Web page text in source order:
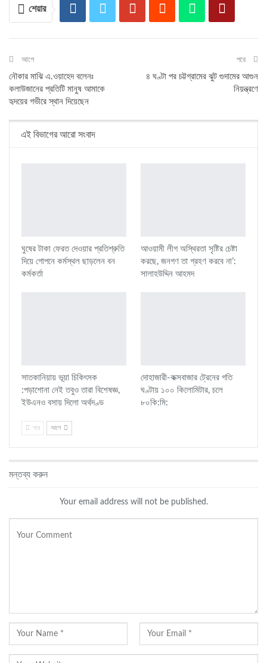
শেয়ার
আগে
নৌকার মাঝি এ.ওয়াহেদ বলেনঃ
কলাউজানের প্রতিটি মানুষ আমাকে
হৃদয়ের গভীরে স্থান দিয়েছেন
পরে
৪ ঘণ্টা পর চট্টগ্রামের ঝুট গুদামের আগুন
নিয়ন্ত্রণে
এই বিভাগের আরো সংবাদ
ঘুষের টাকা ফেরত দেওয়ার প্রতিশ্রুতি
দিয়ে গোপনে কর্মস্থল ছাড়লেন বন
কর্মকর্তা
আওয়ামী লীগ অস্থিরতা সৃষ্টির চেষ্টা
করছে, জনগণ তা গ্রহণ করবে না’:
সালাহউদ্দিন আহমদ
সাতকানিয়ায় ভূয়া চিকিৎসক
:পড়াশোনা নেই তবুও তারা বিশেষজ্ঞ,
ইউএনও বসায় দিলো অর্থদণ্ড
দোহাজারী-কক্সবাজার ট্রেনের গতি
ঘণ্টায় ১০০ কিলোমিটার, চলে
৮০কি:মি:
পরে আগে
মন্তব্য করুন
Your email address will not be published.